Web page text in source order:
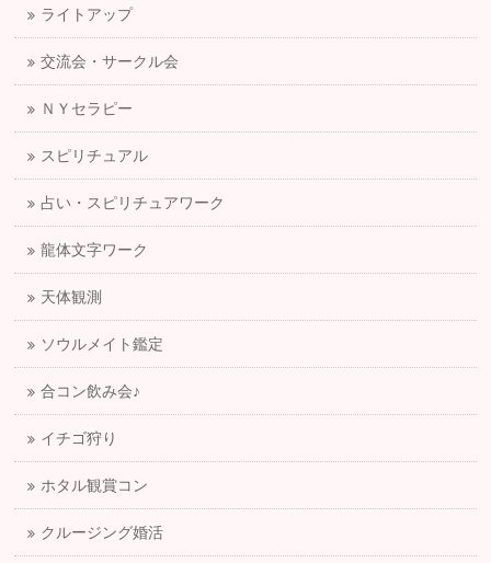
ライトアップ
交流会・サークル会
ＮＹセラピー
スピリチュアル
占い・スピリチュアワーク
龍体文字ワーク
天体観測
ソウルメイト鑑定
合コン飲み会♪
イチゴ狩り
ホタル観賞コン
クルージング婚活